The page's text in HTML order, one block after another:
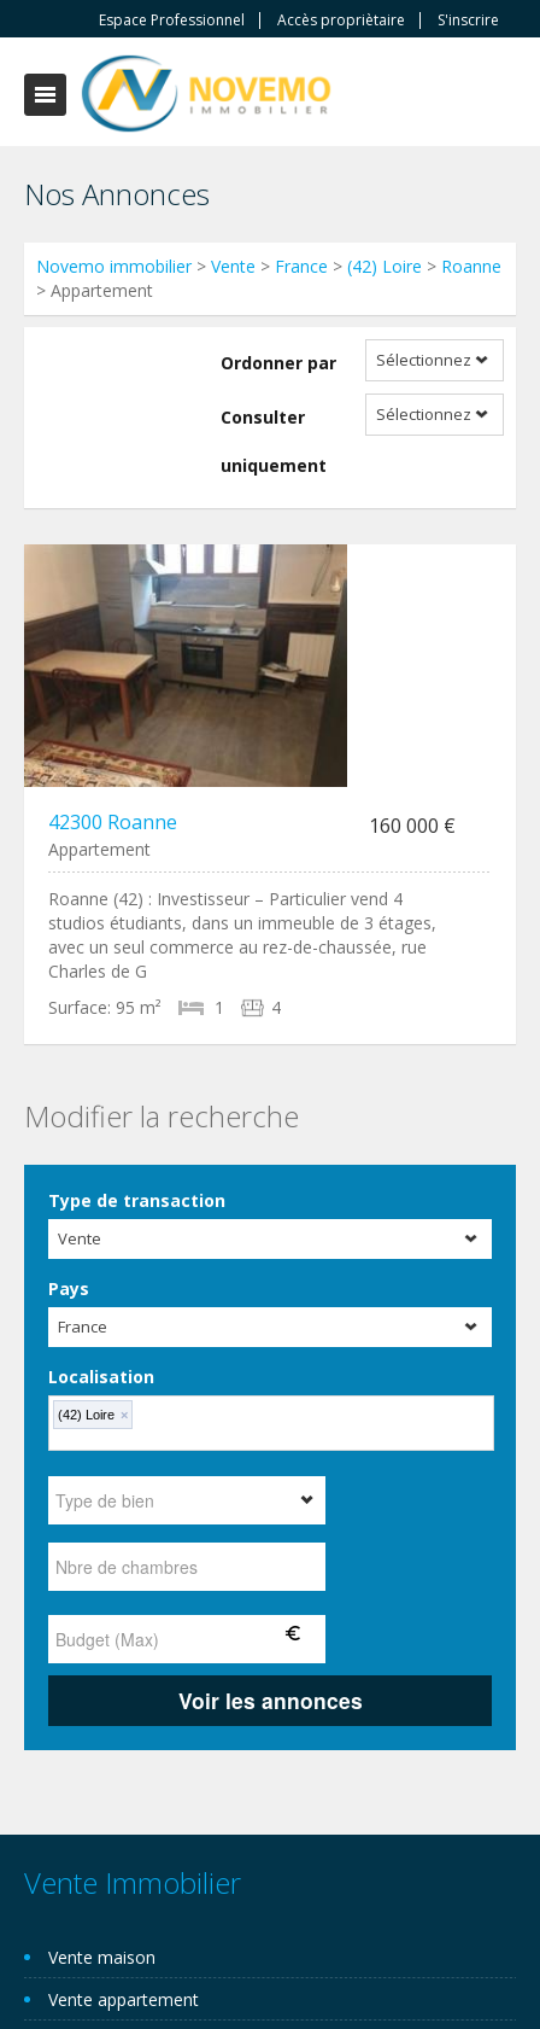
Espace Professionnel Accès propriètaire S'inscrire
Nos Annonces
Novemo immobilier> Vente > France > (42) Loire > Roanne
> Appartement
Ordonner par Sélectionnez
Consulter
uniquement
Sélectionnez
42300 Roanne 160 000 €
Appartement
Roanne (42) : Investisseur – Particulier vend 4
studios étudiants, dans un immeuble de 3 étages,
avec un seul commerce au rez-de-chaussée, rue
Charles de G
Surface: 95 m² 1 4
Modifier la recherche
Type de transaction
Vente
Pays
France
Localisation
(42) Loire ×
Vente Immobilier
Vente maison
Vente appartement